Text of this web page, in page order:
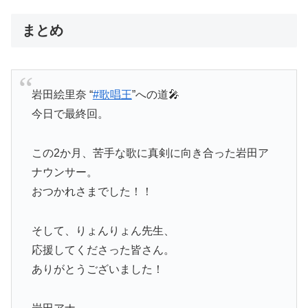
まとめ
岩田絵里奈 “#歌唱王”への道🎤
今日で最終回。
この2か月、苦手な歌に真剣に向き合った岩田ア
ナウンサー。
おつかれさまでした！！
そして、りょんりょん先生、
応援してくださった皆さん。
ありがとうございました！